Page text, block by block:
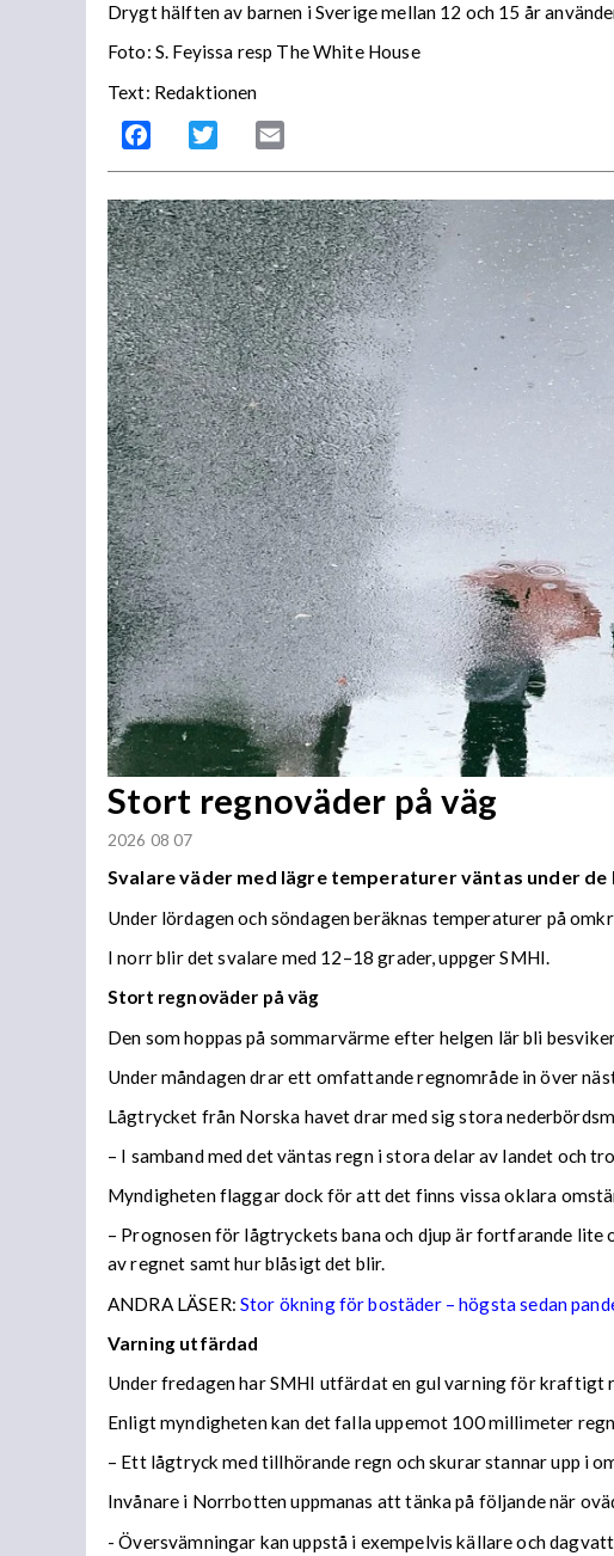
Drygt hälften av barnen i Sverige mellan 12 och 15 år
Foto: S. Feyissa resp The White House
Text: Redaktionen
Facebook Twitter
Stort regnoväder på väg
2026 08 07
Svalare väder med lägre temperaturer väntas under de
Under lördagen och söndagen beräknas temperaturer på
I norr blir det svalare med 12–18 grader, uppger SMHI.
Stort regnoväder på väg
Den som hoppas på sommarvärme efter helgen lär bli
Under måndagen drar ett omfattande regnområde in över
Lågtrycket från Norska havet drar med sig stora
– I samband med det väntas regn i stora delar av landet och
Myndigheten flaggar dock för att det finns vissa oklara
– Prognosen för lågtryckets bana och djup är fortfarande lite
av regnet samt hur blåsigt det blir.
ANDRA LÄSER: Stor ökning för bostäder – högsta sedan
Varning utfärdad
Under fredagen har SMHI utfärdat en gul varning för kraftigt
Enligt myndigheten kan det falla uppemot 100 millimeter
– Ett lågtryck med tillhörande regn och skurar stannar upp i
Invånare i Norrbotten uppmanas att tänka på följande när
- Översvämningar kan uppstå i exempelvis källare och